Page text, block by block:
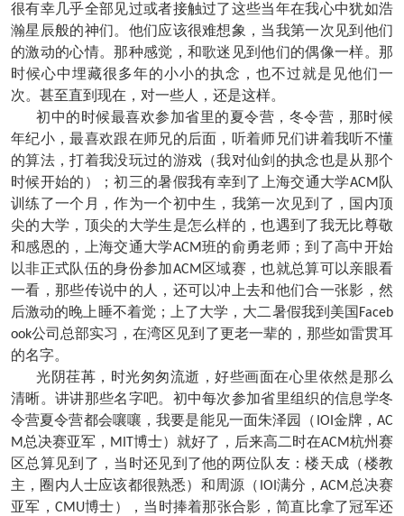
很有幸几乎全部见过或者接触过了这些当年在我心中犹如浩
瀚星辰般的神们。他们应该很难想象，当我第一次见到他们
的激动的心情。那种感觉，和歌迷见到他们的偶像一样。那
时候心中埋藏很多年的小小的执念，也不过就是见他们一
次。甚至直到现在，对一些人，还是这样。
初中的时候最喜欢参加省里的夏令营，冬令营，那时候
年纪小，最喜欢跟在师兄的后面，听着师兄们讲着我听不懂
的算法，打着我没玩过的游戏（我对仙剑的执念也是从那个
时候开始的）；初三的暑假我有幸到了上海交通大学ACM 队
训练了一个月，作为一个初中生，我第一次见到了，国内顶
尖的大学，顶尖的大学生是怎么样的，也遇到了我无比尊敬
和感恩的，上海交通大学ACM班的俞勇老师；到了高中开始
以非正式队伍的身份参加ACM 区域赛，也就总算可以亲眼看
一看，那些传说中的人，还可以冲上去和他们合一张影，然
后激动的晚上睡不着觉；上了大学，大二暑假我到美国 Faceb
ook公司总部实习，在湾区见到了更老一辈的，那些如雷贯耳
的名字。
光阴荏苒，时光匆匆流逝，好些画面在心里依然是那么
清晰。讲讲那些名字吧。初中每次参加省里组织的信息学冬
令营夏令营都会嚷嚷，我要是能见一面朱泽园（ IOI 金牌，AC
M总决赛亚军， MIT 博士）就好了，后来高二时在ACM杭州赛
区总算见到了，当时还见到了他的两位队友：楼天成（楼教
主，圈内人士应该都很熟悉）和周源（ IOI 满分，ACM 总决赛
亚军， CMU博士），当时捧着那张合影，简直比拿了冠军还